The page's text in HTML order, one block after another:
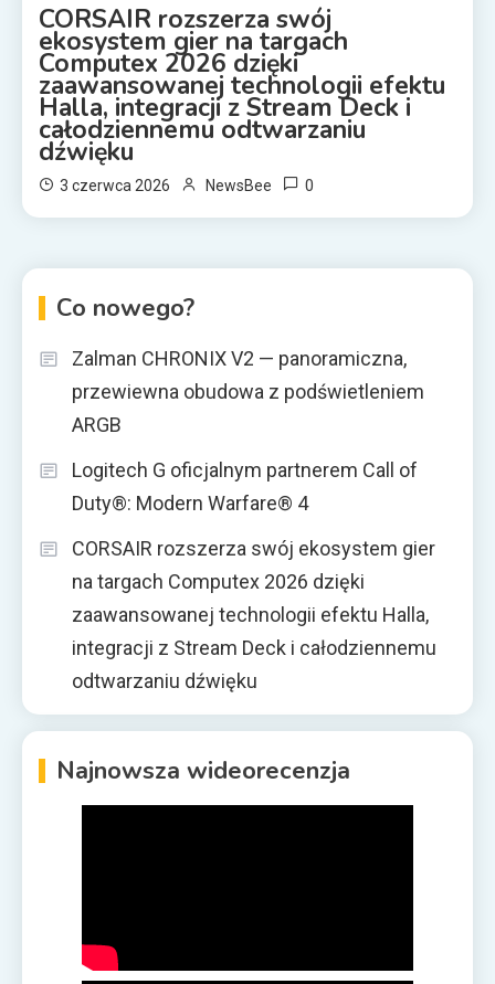
CORSAIR rozszerza swój
ekosystem gier na targach
Computex 2026 dzięki
zaawansowanej technologii efektu
Halla, integracji z Stream Deck i
całodziennemu odtwarzaniu
dźwięku
3 czerwca 2026 NewsBee 0
Co nowego?
Zalman CHRONIX V2 — panoramiczna,
przewiewna obudowa z podświetleniem
ARGB
Logitech G oficjalnym partnerem Call of
Duty®: Modern Warfare® 4
CORSAIR rozszerza swój ekosystem gier
na targach Computex 2026 dzięki
zaawansowanej technologii efektu Halla,
integracji z Stream Deck i całodziennemu
odtwarzaniu dźwięku
Najnowsza wideorecenzja